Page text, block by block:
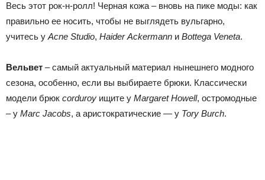
Весь этот рок-н-ролл! Черная кожа – вновь на пике моды: как
правильно ее носить, чтобы не выглядеть вульгарно,
учитесь у Acne Studio, Haider Ackermann и Bottega Veneta.
Вельвет – самый актуальный материал нынешнего модного
сезона, особенно, если вы выбираете брюки. Классически
модели брюк corduroy ищите у Margaret Howell, остромодные
– у Marc Jacobs, а аристократические — у Tory Burch.